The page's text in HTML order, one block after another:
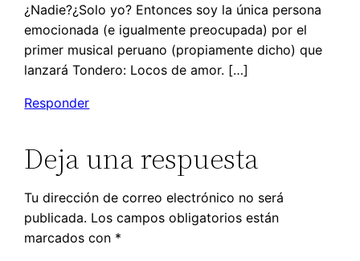
¿Nadie?¿Solo yo? Entonces soy la única persona
emocionada (e igualmente preocupada) por el
primer musical peruano (propiamente dicho) que
lanzará Tondero: Locos de amor. […]
Responder
Deja una respuesta
Tu dirección de correo electrónico no será
publicada. Los campos obligatorios están
marcados con *